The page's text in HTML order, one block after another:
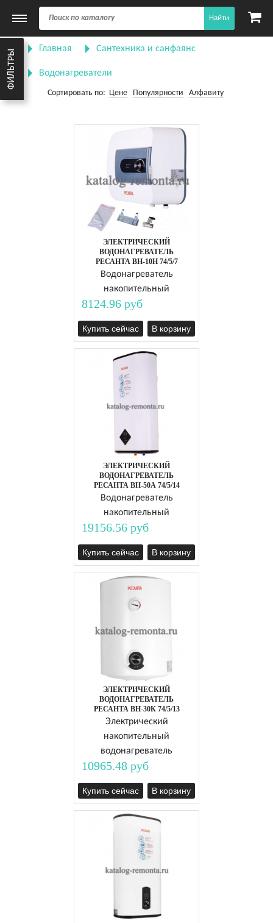
Найти
Главная Сантехника и санфаянс
Водонагреватели
ФИЛЬТРЫ
Сортировать по: Цене Популярности Алфавиту
ЭЛЕКТРИЧЕСКИЙ
ВОДОНАГРЕВАТЕЛЬ
РЕСАНТА ВН-10Н 74/5/7
Водонагреватель
накопительный
8124.96 руб
Купить сейчас В корзину
ЭЛЕКТРИЧЕСКИЙ
ВОДОНАГРЕВАТЕЛЬ
РЕСАНТА ВН-50А 74/5/14
Водонагреватель
накопительный
19156.56 руб
Купить сейчас В корзину
ЭЛЕКТРИЧЕСКИЙ
ВОДОНАГРЕВАТЕЛЬ
РЕСАНТА ВН-30К 74/5/13
Электрический
накопительный
водонагреватель
10965.48 руб
Купить сейчас В корзину